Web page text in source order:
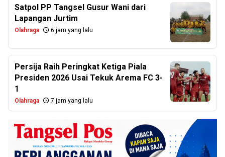
Satpol PP Tangsel Gusur Wani dari
Lapangan Jurtim
Olahraga 6 jam yang lalu
Persija Raih Peringkat Ketiga Piala
Presiden 2026 Usai Tekuk Arema FC 3-
1
Olahraga 7 jam yang lalu